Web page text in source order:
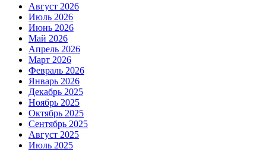
Август 2026
Июль 2026
Июнь 2026
Май 2026
Апрель 2026
Март 2026
Февраль 2026
Январь 2026
Декабрь 2025
Ноябрь 2025
Октябрь 2025
Сентябрь 2025
Август 2025
Июль 2025